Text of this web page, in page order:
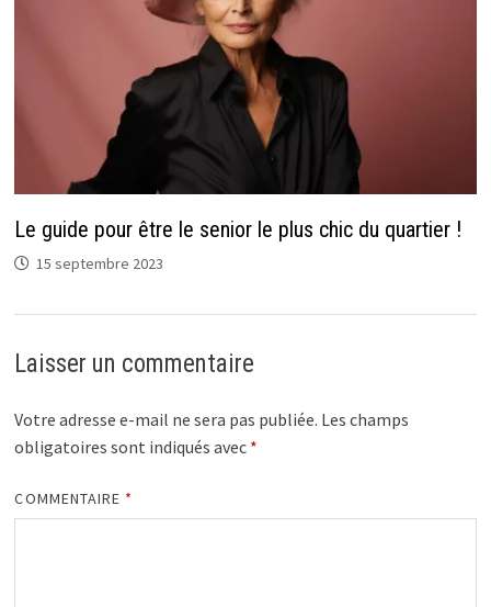
Le guide pour être le senior le plus chic du quartier !
15 septembre 2023
Laisser un commentaire
Votre adresse e-mail ne sera pas publiée. Les champs
obligatoires sont indiqués avec *
COMMENTAIRE *